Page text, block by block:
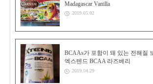
Madagascar Vanilla
2019.05.02
BCAAs가 포함이 돼 있는 전해질
엑스텐드 BCAA 라즈베리
2019.04.29